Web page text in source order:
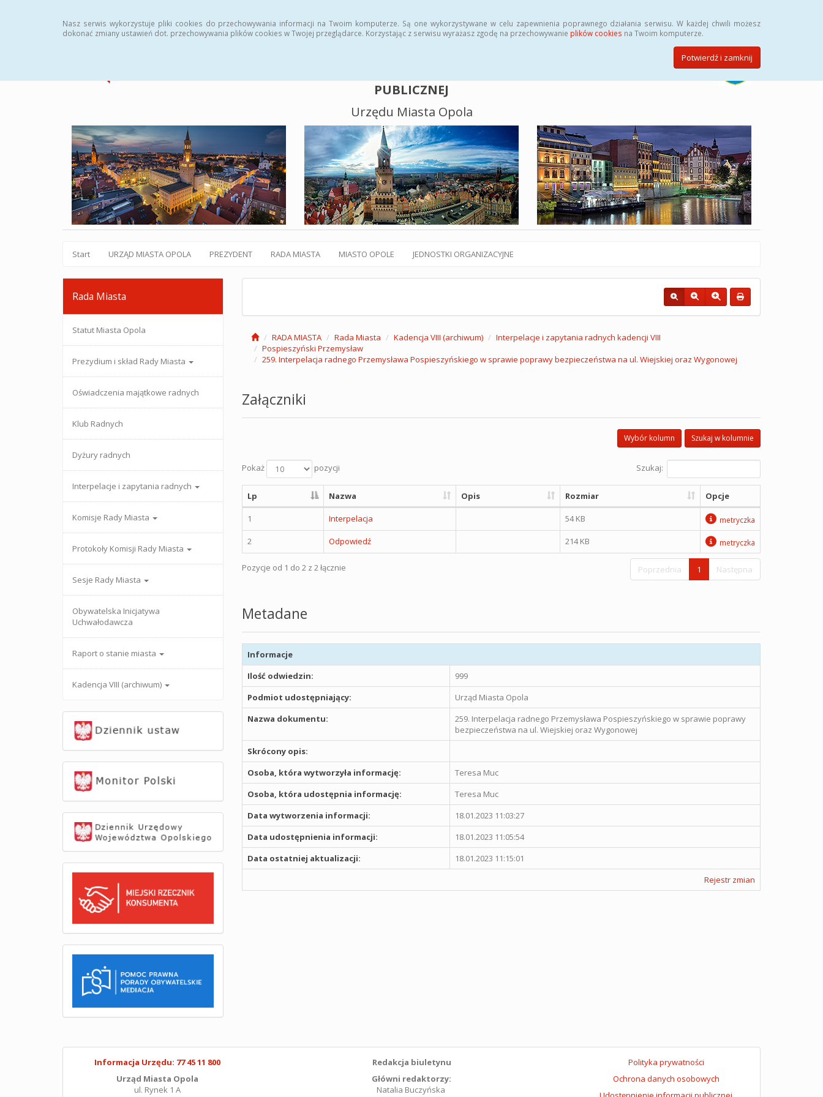
Nasz serwis wykorzystuje pliki cookies do przechowywania informacji na Twoim komputerze. Są one wykorzystywane w celu zapewnienia poprawnego działania serwisu. W każdej chwili możesz
dokonać zmiany ustawień dot. przechowywania plików cookies w Twojej przeglądarce. Korzystając z serwisu wyrażasz zgodę na przechowywanie plików cookies na Twoim komputerze.
Potwierdź i zamknij
PUBLICZNEJ
Urzędu Miasta Opola
Start URZĄD MIASTA OPOLA PREZYDENT RADA MIASTA MIASTO OPOLE JEDNOSTKI ORGANIZACYJNE
Rada Miasta
Statut Miasta Opola
Prezydium i skład Rady Miasta
Oświadczenia majątkowe radnych
Klub Radnych
Dyżury radnych
Interpelacje i zapytania radnych
Komisje Rady Miasta
Protokoły Komisji Rady Miasta
Sesje Rady Miasta
Obywatelska Inicjatywa
Uchwałodawcza
Raport o stanie miasta
Kadencja VIII (archiwum)
RADA MIASTA Rada Miasta Kadencja VIII (archiwum)
Interpelacje i zapytania radnych kadencji VIII
Pospieszyński Przemysław
259. Interpelacja radnego Przemysława Pospieszyńskiego w sprawie poprawy bezpieczeństwa na ul. Wiejskiej oraz Wygonowej
Załączniki
Szukaj w kolumnie
Wybór kolumn
Pokaż pozycji Szukaj:
Lp Nazwa Opis Rozmiar Opcje
1 Interpelacja 54 KB metryczka
2 Odpowiedź 214 KB metryczka
Pozycje od 1 do 2 z 2 łącznie Poprzednia 1 Następna
Metadane
Informacje
Ilość odwiedzin:
999
Podmiot udostępniający:
Urząd Miasta Opola
Nazwa dokumentu:
259. Interpelacja radnego Przemysława Pospieszyńskiego w sprawie poprawy
bezpieczeństwa na ul. Wiejskiej oraz Wygonowej
Skrócony opis:
Osoba, która wytworzyła informację:
Teresa Muc
Osoba, która udostępnia informację:
Teresa Muc
Data wytworzenia informacji:
18.01.2023 11:03:27
Data udostępnienia informacji:
18.01.2023 11:05:54
Data ostatniej aktualizacji:
18.01.2023 11:15:01
Rejestr zmian
Informacja Urzędu: 77 45 11 800
Urząd Miasta Opola
ul. Rynek 1 A
Redakcja biuletynu
Główni redaktorzy:
Natalia Buczyńska
Polityka prywatności
Ochrona danych osobowych